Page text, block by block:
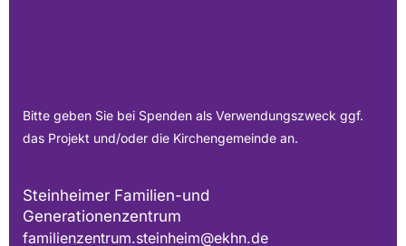
Bitte geben Sie bei Spenden als Verwendungszweck ggf.
das Projekt und/oder die Kirchengemeinde an.
Steinheimer Familien-und
Generationenzentrum
familienzentrum.steinheim@ekhn.de